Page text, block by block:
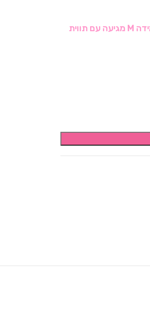
מידה XS מגיעה עם תווית S, מידה S מגיעה עם תווית M, מידה M מגיעה עם תווית